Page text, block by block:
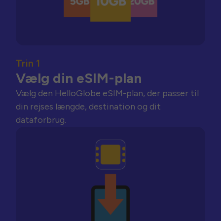
Trin 1
Vælg din eSIM-plan
Vælg den HelloGlobe eSIM-plan, der passer til
din rejses længde, destination og dit
dataforbrug.